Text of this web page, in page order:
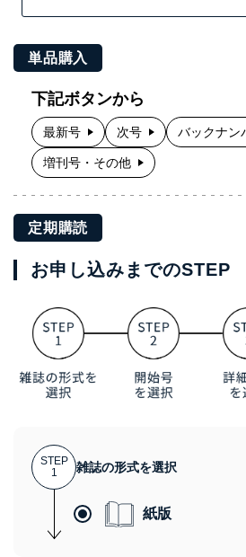
単品購入
下記ボタンから
最新号 次号 バックナン
増刊号・その他
定期購読
お申し込みまでのSTEP
STEP
1
雑誌の形式を選択
紙版